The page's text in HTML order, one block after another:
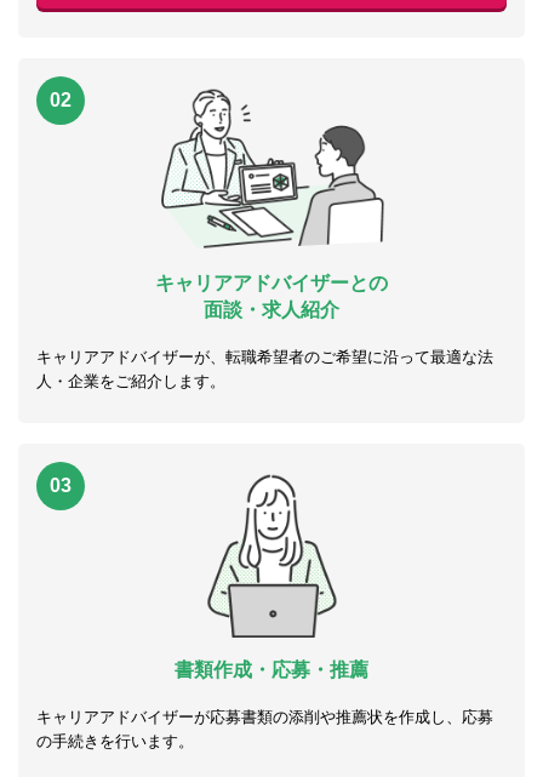
02
キャリアアドバイザーとの
面談・求人紹介
キャリアアドバイザーが、転職希望者のご希望に沿って最適な法
人・企業をご紹介します。
03
書類作成・応募・推薦
キャリアアドバイザーが応募書類の添削や推薦状を作成し、応募
の手続きを行います。